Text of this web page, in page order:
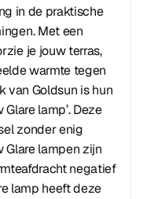
in de praktische
Met een
je jouw terras,
warmte tegen
van Goldsun is hun
lamp’. Deze
zonder enig
Glare lampen zijn
negatief
lamp heeft deze